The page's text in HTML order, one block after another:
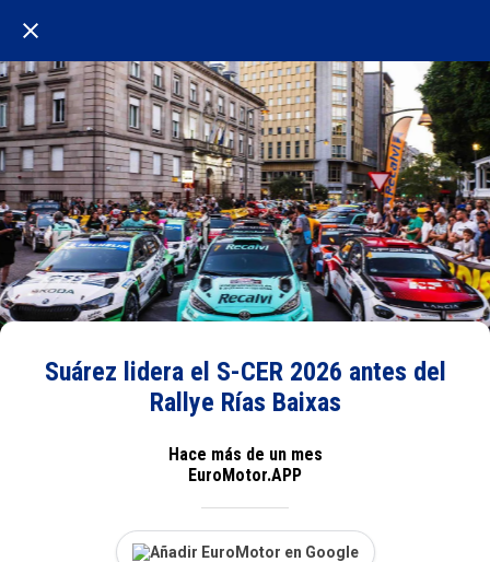
Suárez lidera el S-CER 2026 antes del
Rallye Rías Baixas
Hace más de un mes
EuroMotor.APP
Añadir EuroMotor en Google